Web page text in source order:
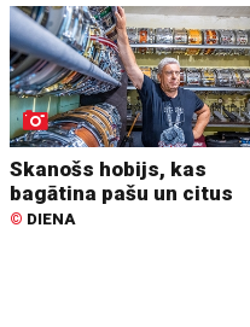
Skanošs hobijs, kas
bagātina pašu un citus
© DIENA